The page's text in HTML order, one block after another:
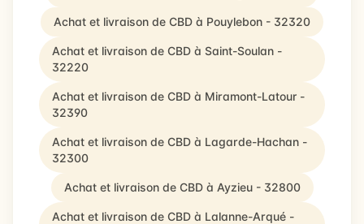
Achat et livraison de CBD à Pouylebon - 32320
Achat et livraison de CBD à Saint-Soulan -
32220
Achat et livraison de CBD à Miramont-Latour -
32390
Achat et livraison de CBD à Lagarde-Hachan -
32300
Achat et livraison de CBD à Ayzieu - 32800
Achat et livraison de CBD à Lalanne-Arqué -